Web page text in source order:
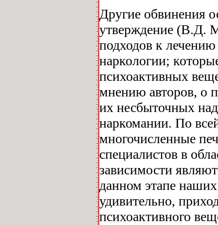
Другие обвинения
утверждение (В.Д.
подходов к
наркологии;
психоактивных
мнению авторов, о
их несбыточных
наркомании. По
многочисленные
специалистов в
зависимости
данном этапе
удивительно,
психоактивного